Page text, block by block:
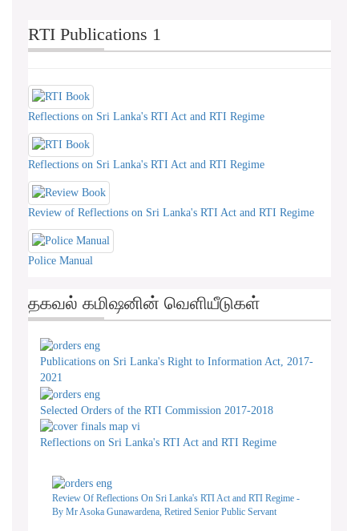
RTI Publications 1
Reflections on Sri Lanka's RTI Act and RTI Regime
Reflections on Sri Lanka's RTI Act and RTI Regime
Review of Reflections on Sri Lanka's RTI Act and RTI Regime
Police Manual
தகவல் கமிஷனின் வெளியீடுகள்
Publications on Sri Lanka's Right to Information Act, 2017-
2021
Selected Orders of the RTI Commission 2017-2018
Reflections on Sri Lanka's RTI Act and RTI Regime
Review Of Reflections On Sri Lanka's RTI Act and RTI Regime -
By Mr Asoka Gunawardena, Retired Senior Public Servant